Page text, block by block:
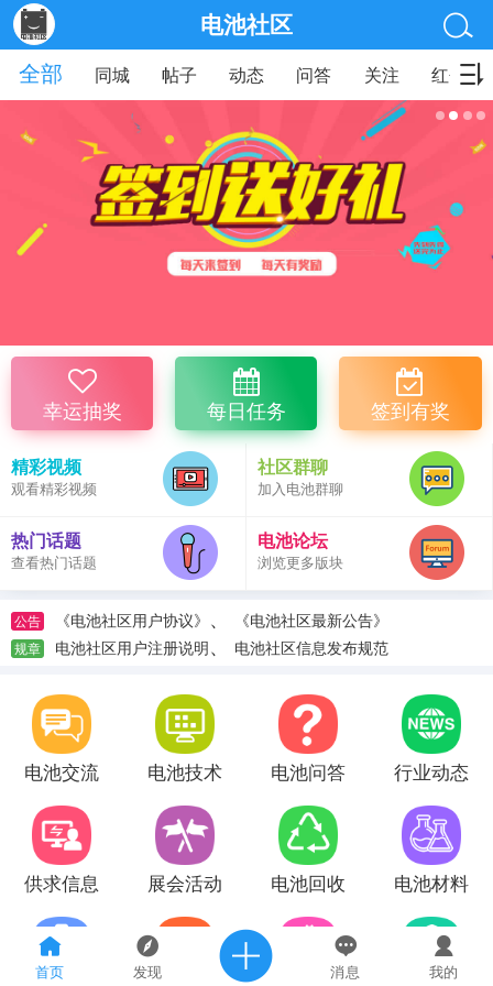
首页 发现 消息 我的
电池社区
全部
同城 帖子 动态 问答 关注 红包
幸运抽奖 每日任务 签到有奖
精彩视频
观看精彩视频
社区群聊
加入电池群聊
热门话题
查看热门话题
电池论坛
浏览更多版块
公告 《电池社区用户协议》 、 《电池社区最新公告》
规章 电池社区用户注册说明、 电池社区信息发布规范
电池交流 电池技术 电池问答 行业动态
供求信息 展会活动 电池回收 电池材料